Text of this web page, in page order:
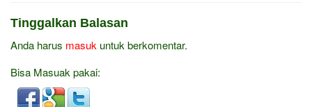
Tinggalkan Balasan
Anda harus masuk untuk berkomentar.
Bisa Masuak pakai: